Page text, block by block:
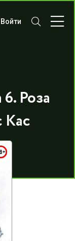
Войти
Роза
Кас